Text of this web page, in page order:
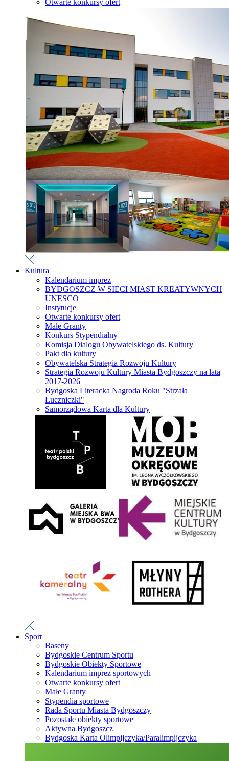
Otwarte konkursy ofert
Kultura
Kalendarium imprez
BYDGOSZCZ W SIECI MIAST KREATYWNYCH
UNESCO
Instytucje
Otwarte konkursy ofert
Małe Granty
Konkurs Stypendialny
Komisja Dialogu Obywatelskiego ds. Kultury
Pakt dla kultury
Obywatelska Strategia Rozwoju Kultury
Strategia Rozwoju Kultury Miasta Bydgoszczy na lata
2017-2026
Bydgoska Literacka Nagroda Roku "Strzała
Łuczniczki"
Samorządowa Karta dla Kultury
Sport
Baseny
Bydgoskie Centrum Sportu
Bydgoskie Obiekty Sportowe
Kalendarium imprez sportowych
Otwarte konkursy ofert
Małe Granty
Stypendia sportowe
Rada Sportu Miasta Bydgoszczy
Pozostałe obiekty sportowe
Aktywna Bydgoszcz
Bydgoska Karta Olimpijczyka/Paralimpijczyka